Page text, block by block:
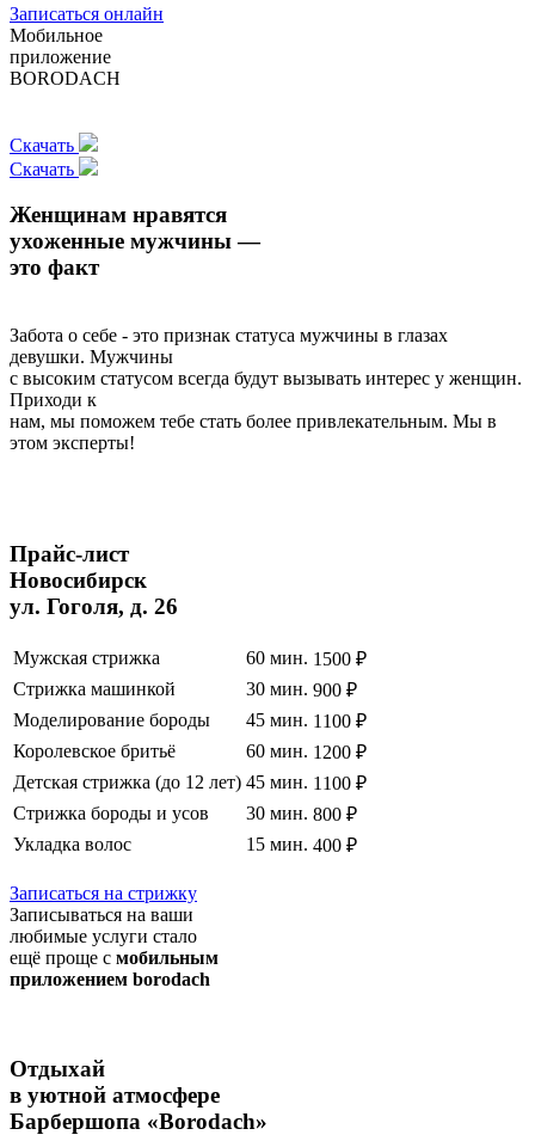
Записаться онлайн
Мобильное
приложение
BORODACH
Скачать
Скачать
Женщинам нравятся
ухоженные мужчины —
это факт
Забота о себе - это признак статуса мужчины в глазах
девушки. Мужчины
с высоким статусом всегда будут вызывать интерес у женщин.
Приходи к
нам, мы поможем тебе стать более привлекательным. Мы в
этом эксперты!
Прайс-лист
Новосибирск
ул. Гоголя, д. 26
Мужская стрижка 60 мин. 1500 ₽
Стрижка машинкой
30 мин. 900 ₽
Моделирование бороды
45 мин. 1100 ₽
Королевское бритьё
60 мин. 1200 ₽
Детская стрижка (до 12 лет) 45 мин. 1100 ₽
Стрижка бороды и усов
30 мин. 800 ₽
Укладка волос
15 мин. 400 ₽
Записаться на стрижку
Записываться на ваши
любимые услуги стало
ещё проще с мобильным
приложением borodach
Отдыхай
в уютной атмосфере
Барбершопа «Borodach»